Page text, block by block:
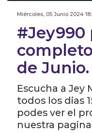
Miércoles, 05 Junio 2024
#Jey990
de Junio.
Escucha a Jey
todos los dias
podes ver el
nuestra